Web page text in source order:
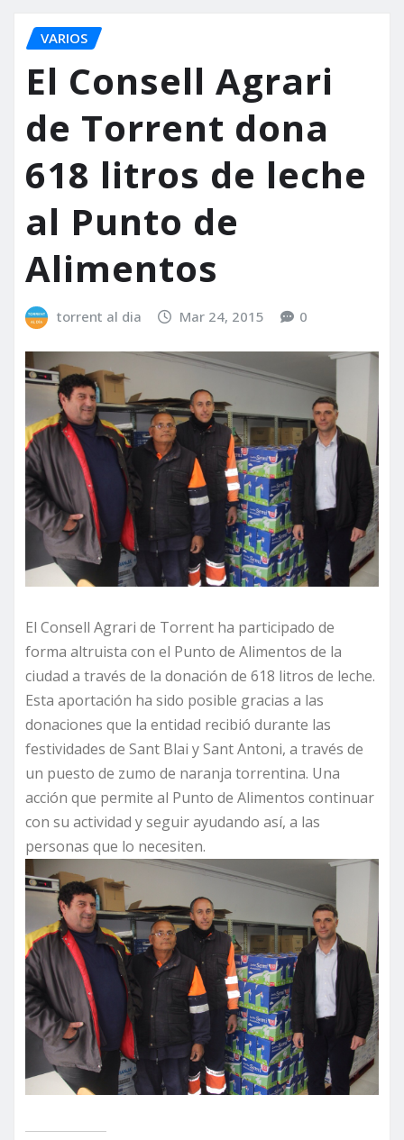
VARIOS
El Consell Agrari
de Torrent dona
618 litros de leche
al Punto de
Alimentos
torrent al dia Mar 24, 2015 0
El Consell Agrari de Torrent ha participado de
forma altruista con el Punto de Alimentos de la
ciudad a través de la donación de 618 litros de leche.
Esta aportación ha sido posible gracias a las
donaciones que la entidad recibió durante las
festividades de Sant Blai y Sant Antoni, a través de
un puesto de zumo de naranja torrentina. Una
acción que permite al Punto de Alimentos continuar
con su actividad y seguir ayudando así, a las
personas que lo necesiten.